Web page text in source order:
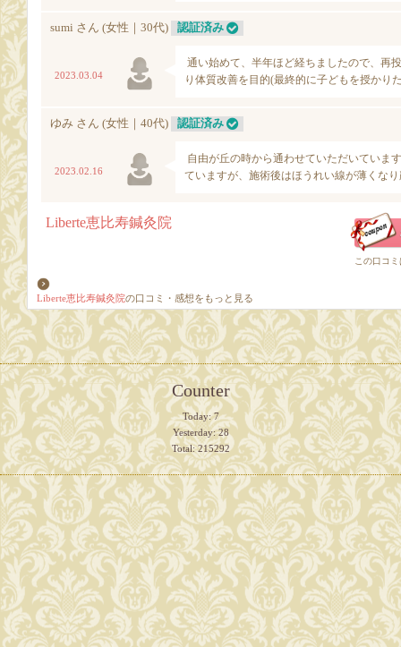
Liberte恵比寿鍼灸院の口コミ・感想をもっと見る
Counter
Today:7
Yesterday:28
Total:215292